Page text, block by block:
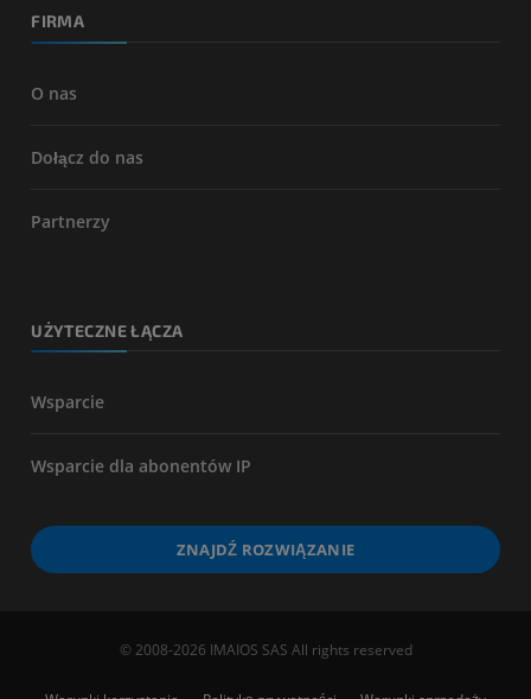
FIRMA
O nas
Dołącz do nas
Partnerzy
UŻYTECZNE ŁĄCZA
Wsparcie
Wsparcie dla abonentów IP
ZNAJDŹ ROZWIĄZANIE
© 2008-2026 IMAIOS SAS All rights reserved